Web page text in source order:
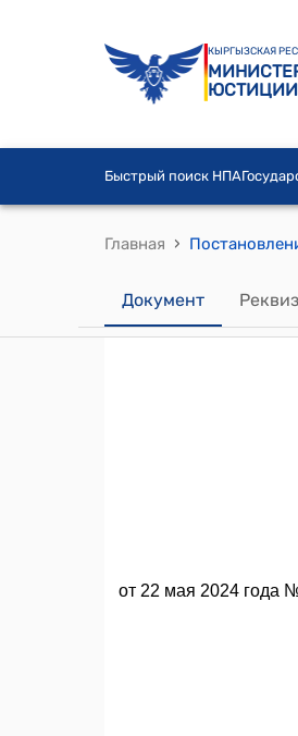
КЫРГЫЗСКАЯ
ЮСТИЦИИ
Быстрый поиск НПА
Главная ›
Документ